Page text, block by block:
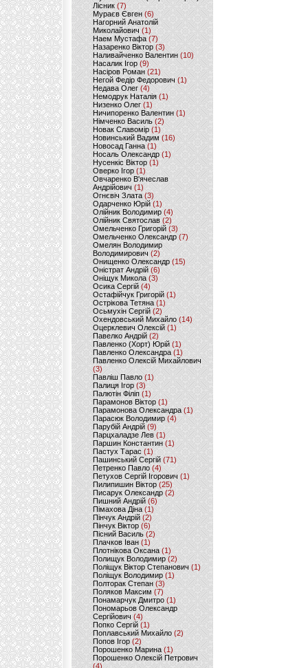
Лісник (7)
Мураєв Євген(6)
Нагорний Анатолій
Миколайович (1)
Наем Мустафа (7)
Назаренко Віктор (3)
Наливайченко Валентин (10)
Насалик Ігор(9)
Насіров Роман (21)
Негой Федір Федорович(1)
Недава Олег(4)
Немодрук Наталія(1)
Низенко Олег (1)
Ничипоренко Валентин (1)
Німченко Василь (2)
Новак Славомір (1)
Новинський Вадим (16)
Новосад Ганна (1)
Носаль Олександр (1)
Нусенкіс Віктор (1)
Оверко Ігор (1)
Овчаренко В'ячеслав
Андрійович(1)
Огнєвіч Злата (3)
Одарченко Юрій(1)
Олійник Володимир (4)
Олійник Святослав (2)
Омельченко Григорій (3)
Омельченко Олександр(7)
Омелян Володимир
Володимирович (2)
Онищенко Олександр (15)
Оністрат Андрій (6)
Оніщук Микола (3)
Осика Сергій(4)
Остафійчук Григорій(1)
Острікова Тетяна (1)
Осьмухін Сергій (2)
Охендовський Михайло (14)
Оцерклевич Олексій (1)
Павелко Андрій (2)
Павленко (Хорт) Юрій (1)
Павленко Олександра (1)
Павленко Олексій Михайлович
(3)
Павліш Павло(1)
Палиця Ігор (3)
Палютін Філіп(1)
Парамонов Віктор (1)
Парамонова Олександра(1)
Парасюк Володимир(4)
Парубій Андрій (9)
Парцхаладзе Лев (1)
Паршин Константин(1)
Пастух Тарас (1)
Пашинський Сергій (71)
Петренко Павло (4)
Петухов Сергій Ігорович (1)
Пилипишин Віктор(25)
Писарук Олександр(2)
Пишний Андрій (6)
Пімахова Діна(1)
Пінчук Андрій(2)
Пінчук Віктор (6)
Пісний Василь (2)
Плачков Іван(1)
Плотнікова Оксана (1)
Полищук Володимир(2)
Поліщук Віктор Степанович(1)
Поліщук Володимир (1)
Полторак Степан(3)
Поляков Максим (7)
Понамарчук Дмитро (1)
Пономарьов Олександр
Сергійович(4)
Попко Сергій (1)
Поплавський Михайло (2)
Попов Ігор(2)
Порошенко Марина (1)
Порошенко Олексій Петрович
(4)